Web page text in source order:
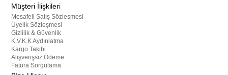
Müşteri İlişkileri
Mesafeli Satış Sözleşmesi
Üyelik Sözleşmesi
Gizlilik & Güvenlik
K.V.K.K Aydınlatma
Kargo Takibi
Alışverişsiz Ödeme
Fatura Sorgulama